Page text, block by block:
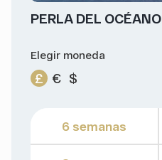
PERLA DEL OCÉANO
Elegir moneda
£ € $
6 semanas